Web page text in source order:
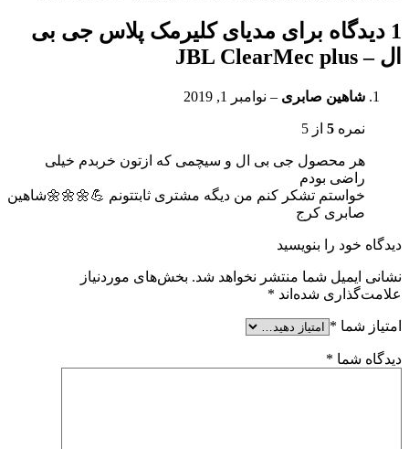
1 دیدگاه برای
مدیای کلیرمک پلاس جی بی
ال – JBL ClearMec plus
شاهین صابری – نوامبر 1, 2019
نمره 5 از 5
هر محصول جی بی ال و سیچمی که ازتون خربدم خیلی
راضی بودم
خواستم تشکر کنم من دیگه مشتری ثابتتونم 💪🌼🌼🌼شاهین
صابری کرج
دیدگاه خود را بنویسید
نشانی ایمیل شما منتشر نخواهد شد. بخش‌های موردنیاز
علامت‌گذاری شده‌اند *
امتیاز شما *
دیدگاه شما *